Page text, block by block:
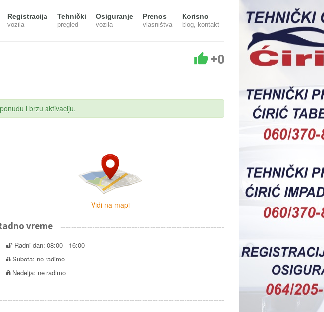
Registracija
vozila
Tehnički
pregled
Osiguranje
vozila
Prenos
vlasništva
Korisno
blog, kontakt
+0
i brzu aktivaciju.
Vidi na mapi
vreme
Radni dan: 08:00 - 16:00
Subota: ne radimo
Nedelja: ne radimo